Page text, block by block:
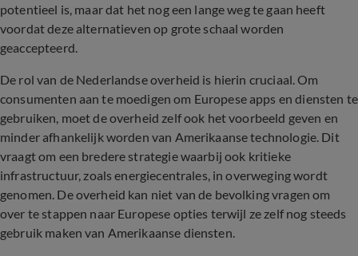
potentieel is, maar dat het nog een lange weg te gaan heeft
voordat deze alternatieven op grote schaal worden
geaccepteerd.
De rol van de Nederlandse overheid is hierin cruciaal. Om
consumenten aan te moedigen om Europese apps en diensten te
gebruiken, moet de overheid zelf ook het voorbeeld geven en
minder afhankelijk worden van Amerikaanse technologie. Dit
vraagt om een bredere strategie waarbij ook kritieke
infrastructuur, zoals energiecentrales, in overweging wordt
genomen. De overheid kan niet van de bevolking vragen om
over te stappen naar Europese opties terwijl ze zelf nog steeds
gebruik maken van Amerikaanse diensten.